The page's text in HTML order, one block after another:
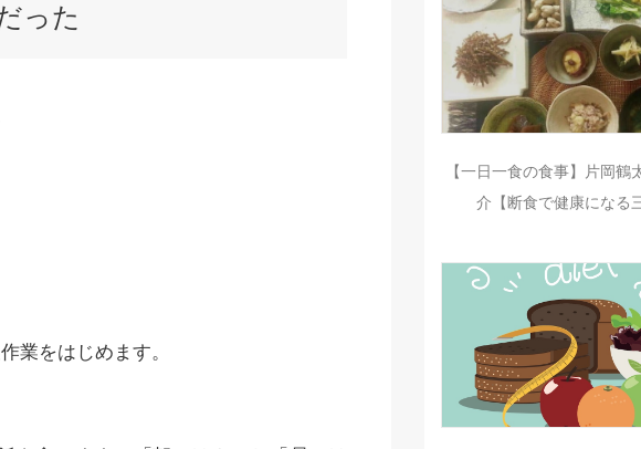
った
業をはじめます。
【一日一食の食事】片岡
介【断食で健康になる